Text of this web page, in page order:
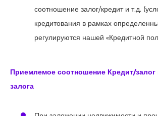
соотношение залог/кредит и т.д.
кредитования в рамках
регулируются нашей «Кредитной
Приемлемое соотношение Кредит/
залога